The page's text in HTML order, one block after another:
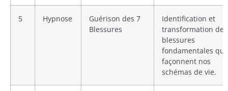
5 Hypnose
Guérison des 7
Blessures
Identification et
transformation des
blessures
fondamentales qui
façonnent nos
schémas de vie.